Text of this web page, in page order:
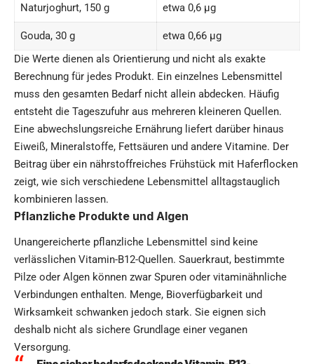
Naturjoghurt, 150 g etwa 0,6 µg
Gouda, 30 g
etwa 0,66 µg
Die Werte dienen als Orientierung und nicht als exakte
Berechnung für jedes Produkt. Ein einzelnes Lebensmittel
muss den gesamten Bedarf nicht allein abdecken. Häufig
entsteht die Tageszufuhr aus mehreren kleineren Quellen.
Eine abwechslungsreiche Ernährung liefert darüber hinaus
Eiweiß, Mineralstoffe, Fettsäuren und andere Vitamine. Der
Beitrag über ein nährstoffreiches Frühstück mit Haferflocken
zeigt, wie sich verschiedene Lebensmittel alltagstauglich
kombinieren lassen.
Pflanzliche Produkte und Algen
Unangereicherte pflanzliche Lebensmittel sind keine
verlässlichen Vitamin-B12-Quellen. Sauerkraut, bestimmte
Pilze oder Algen können zwar Spuren oder vitaminähnliche
Verbindungen enthalten. Menge, Bioverfügbarkeit und
Wirksamkeit schwanken jedoch stark. Sie eignen sich
deshalb nicht als sichere Grundlage einer veganen
Versorgung.